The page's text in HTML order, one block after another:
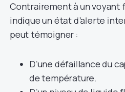
Contrairement à un voyant
indique un état d’alerte
peut témoigner :
D’une défaillance du
de température.